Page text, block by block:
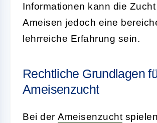
Informationen kann die
Ameisen jedoch eine
lehrreiche Erfahrung sein.
Rechtliche Grundlagen
Ameisenzucht
Bei der Ameisenzucht spielen